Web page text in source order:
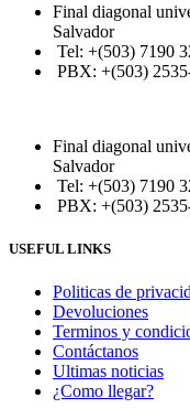
Final diagonal
Salvador
Tel: +(503) 7190
PBX: +(503)
Final diagonal
Salvador
Tel: +(503) 7190
PBX: +(503)
USEFUL LINKS
Politicas de
Devoluciones
Terminos y
Contáctanos
Ultimas noticias
¿Como llegar?